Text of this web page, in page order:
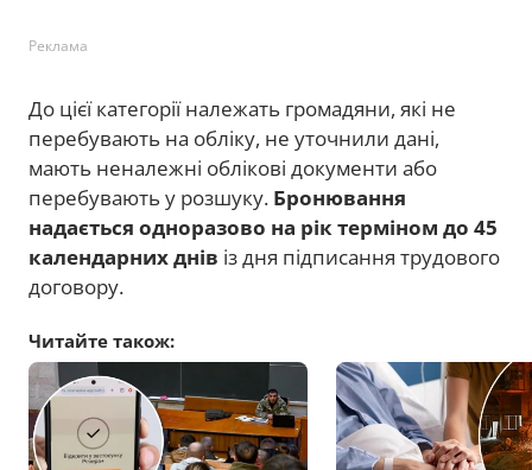
Реклама
До цієї категорії належать громадяни, які не
перебувають на обліку, не уточнили дані,
мають неналежні облікові документи або
перебувають у розшуку. Бронювання
надається одноразово на рік терміном до 45
календарних днів із дня підписання трудового
договору.
Читайте також: